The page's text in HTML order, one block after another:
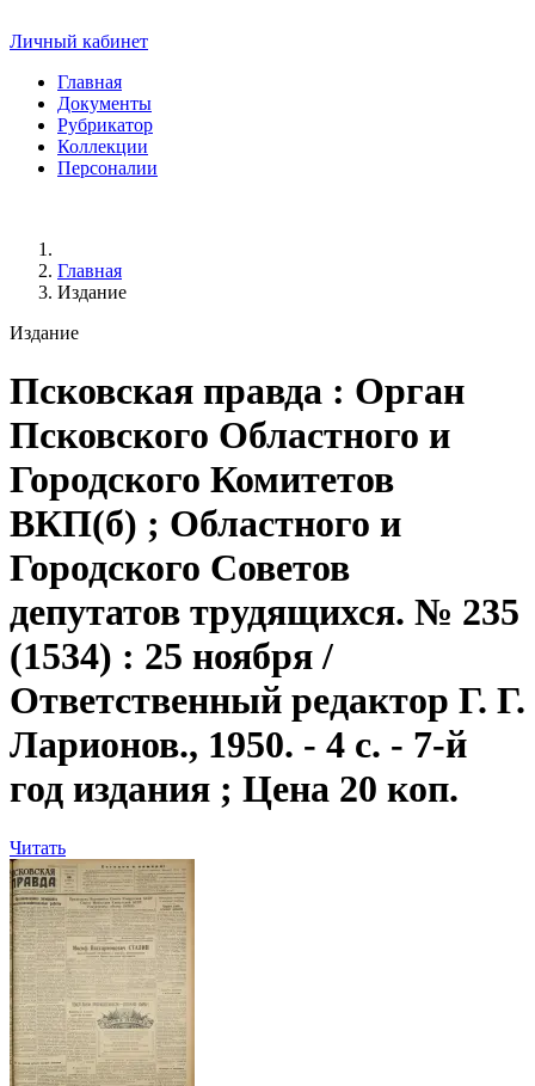
Личный кабинет
Главная
Документы
Рубрикатор
Коллекции
Персоналии
Главная
Издание
Издание
Псковская правда : Орган
Псковского Областного и
Городского Комитетов
ВКП(б) ; Областного и
Городского Советов
депутатов трудящихся. № 235
(1534) : 25 ноября /
Ответственный редактор Г. Г.
Ларионов., 1950. - 4 с. - 7-й
год издания ; Цена 20 коп.
Читать